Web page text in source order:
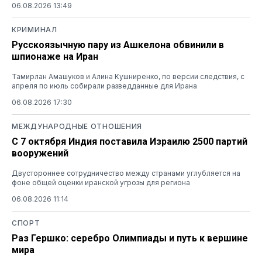
06.08.2026 13:49
КРИМИНАЛ
Русскоязычную пару из Ашкелона обвинили в
шпионаже на Иран
Тамирлан Амашуков и Алина Кушниренко, по версии следствия, с
апреля по июль собирали разведданные для Ирана
06.08.2026 17:30
МЕЖДУНАРОДНЫЕ ОТНОШЕНИЯ
С 7 октября Индия поставила Израилю 2500 партий
вооружений
Двустороннее сотрудничество между странами углубляется на
фоне общей оценки иранской угрозы для региона
06.08.2026 11:14
СПОРТ
Раз Гершко: серебро Олимпиады и путь к вершине
мира